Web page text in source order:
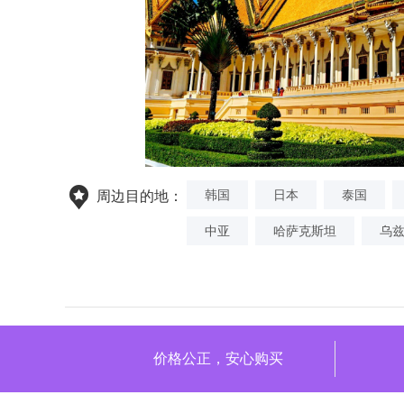
周边目的地： 韩国 日本 泰国
中亚 哈萨克斯坦 乌
价格公正，安心购买